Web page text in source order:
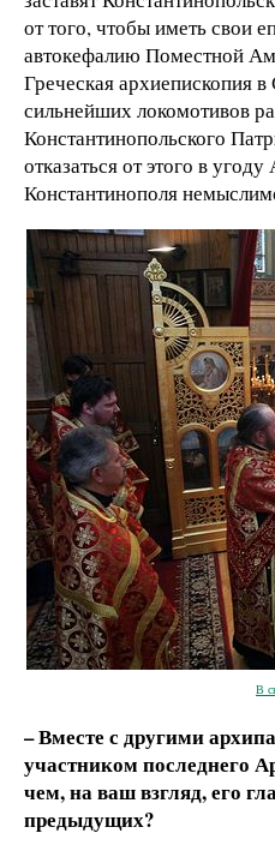
от того, чтобы иметь свои
автокефалию Поместной
Греческая архиепископия
сильнейших локомотивов
Константинопольского
отказаться от этого в
Константинополя
В
– Вместе с другими
участником последнего
чем, на ваш взгляд, его
предыдущих?